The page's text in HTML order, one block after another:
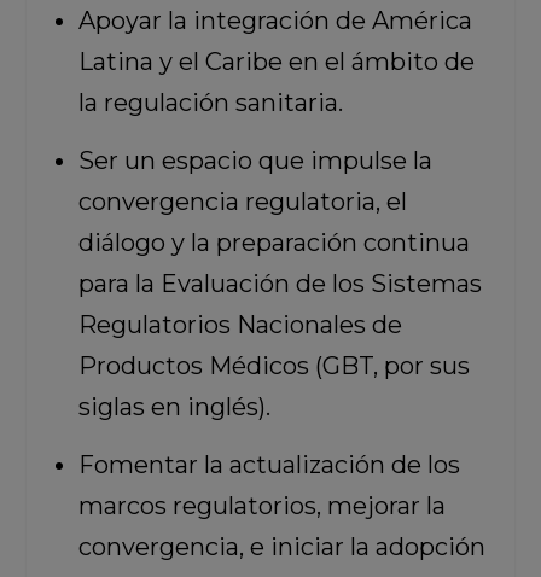
Apoyar la integración de América
Latina y el Caribe en el ámbito de
la regulación sanitaria.
Ser un espacio que impulse la
convergencia regulatoria, el
diálogo y la preparación continua
para la Evaluación de los Sistemas
Regulatorios Nacionales de
Productos Médicos (GBT, por sus
siglas en inglés).
Fomentar la actualización de los
marcos regulatorios, mejorar la
convergencia, e iniciar la adopción